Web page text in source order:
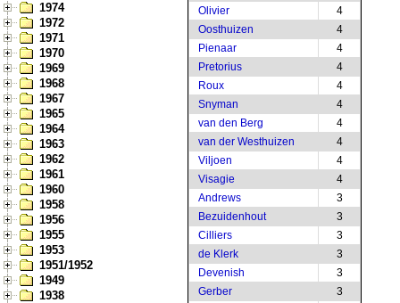
1974
1972
1971
1970
1969
1968
1967
1965
1964
1963
1962
1961
1960
1958
1956
1955
1953
1951/1952
1949
1938
Olivier
4
Oosthuizen
4
Pienaar
4
Pretorius
4
Roux
4
Snyman
4
van den Berg
4
van der Westhuizen
4
Viljoen
4
Visagie
4
Andrews
3
Bezuidenhout
3
Cilliers
3
de Klerk
3
Devenish
3
Gerber
3